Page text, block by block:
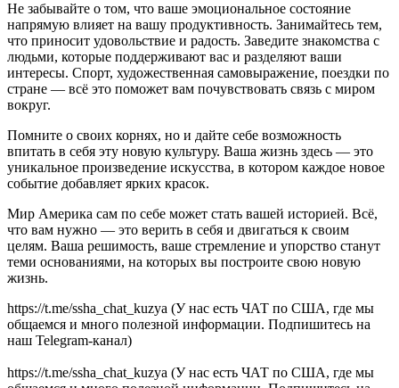
Не забывайте о том, что ваше эмоциональное состояние
напрямую влияет на вашу продуктивность. Занимайтесь тем,
что приносит удовольствие и радость. Заведите знакомства с
людьми, которые поддерживают вас и разделяют ваши
интересы. Спорт, художественная самовыражение, поездки по
стране — всё это поможет вам почувствовать связь с миром
вокруг.
Помните о своих корнях, но и дайте себе возможность
впитать в себя эту новую культуру. Ваша жизнь здесь — это
уникальное произведение искусства, в котором каждое новое
событие добавляет ярких красок.
Мир Америка сам по себе может стать вашей историей. Всё,
что вам нужно — это верить в себя и двигаться к своим
целям. Ваша решимость, ваше стремление и упорство станут
теми основаниями, на которых вы построите свою новую
жизнь.
https://t.me/ssha_chat_kuzya (У нас есть ЧАТ по США, где мы
общаемся и много полезной информации. Подпишитесь на
наш Telegram-канал)
https://t.me/ssha_chat_kuzya (У нас есть ЧАТ по США, где мы